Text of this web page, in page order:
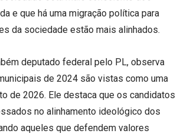
e que há uma migração política para
da sociedade estão mais alinhados.
deputado federal pelo PL, observa
de 2024 são vistas como uma
de 2026. Ele destaca que os candidatos
​​no alinhamento ideológico dos
aqueles que defendem valores